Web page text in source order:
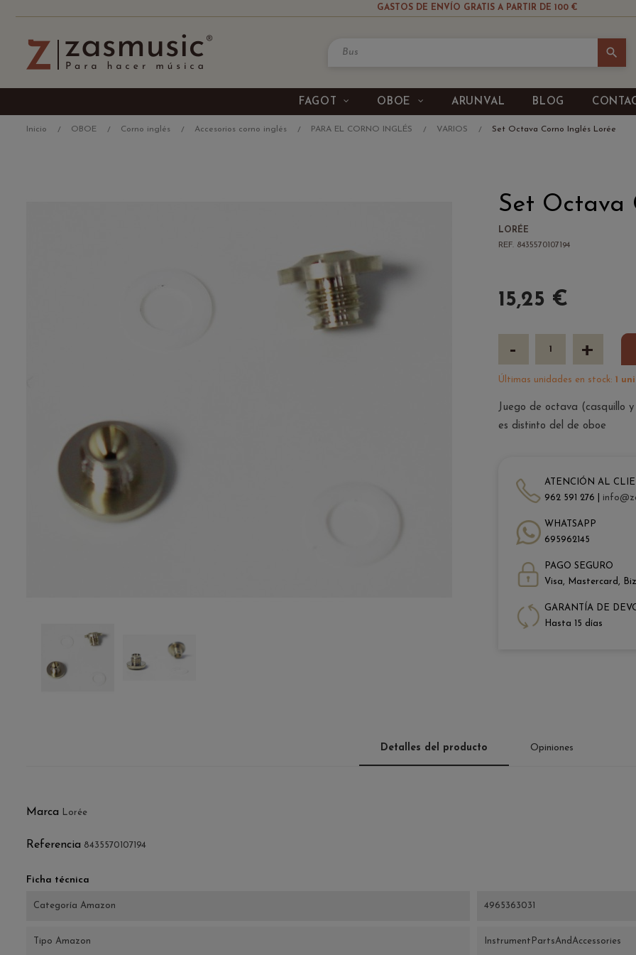
GASTOS DE ENVÍO GRATIS A PARTIR DE 100 €
search
FAGOT OBOE ARUNVAL BLOG
Inicio OBOE Corno inglés Accesorios corno inglés PARA EL CORNO INGLÉS VARIOS Set Octava Corno Inglés Lorée
Set Octava
LORÉE
REF. 8435570107194
15,25 €
- +
Últimas unidades en stock: 1
Juego de octava (casquillo
es distinto del de oboe
ATENCIÓN AL
962 591 276 |
WHATSAPP
695962145
PAGO SEGURO
Visa, Mastercard,
GARANTÍA DE
Hasta 15 días
Detalles del producto Opiniones
Marca Lorée
Referencia 8435570107194
Ficha técnica
Categoría Amazon 4965363031
Tipo Amazon InstrumentPartsAndAccessories